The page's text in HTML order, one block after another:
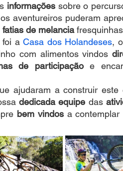
informações sobre o
aventureiros puderam
fatias de melancia
a
Casa dos Holandeses,
com alimentos vindos
de participação e
ajudaram a construir este
dedicada equipe das
bem vindos a contemplar